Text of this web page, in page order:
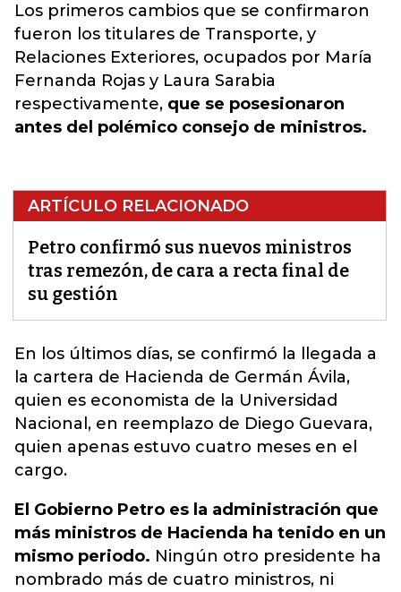
Los primeros cambios que se confirmaron
fueron los titulares de Transporte, y
Relaciones Exteriores, ocupados por María
Fernanda Rojas y Laura Sarabia
respectivamente, que se posesionaron
antes del polémico consejo de ministros.
ARTÍCULO RELACIONADO
Petro confirmó sus nuevos ministros
tras remezón, de cara a recta final de
su gestión
En los últimos días, se confirmó la llegada a
la cartera de Hacienda de Germán Ávila,
quien es economista de la Universidad
Nacional , en reemplazo de Diego Guevara,
quien apenas estuvo cuatro meses en el
cargo.
El Gobierno Petro es la administración que
más ministros de Hacienda ha tenido en un
mismo periodo. Ningún otro presidente ha
nombrado más de cuatro ministros, ni